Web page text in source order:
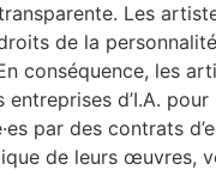
Les
de la
conséquence, les
d’I.A.
par des contrats
de leurs œuvres,